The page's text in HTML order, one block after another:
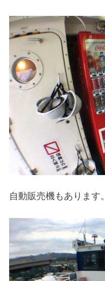
自動販売機もあります。